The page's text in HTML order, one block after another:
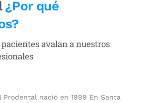
¿Por qué
avalan a nuestros
Prodental nació en 1999 En Santa